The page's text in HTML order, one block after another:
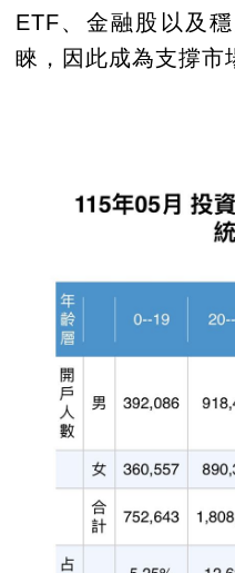
ETF、金融股以及
睞，因此成為支撐市